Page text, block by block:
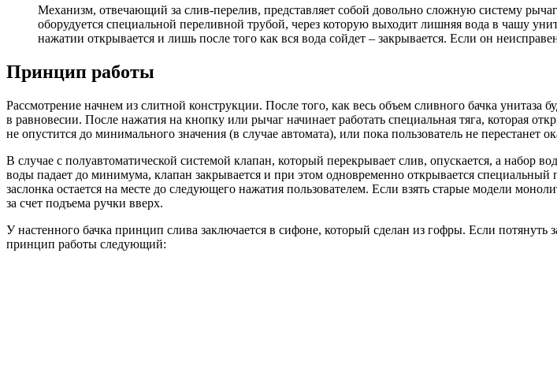
Механизм, отвечающий за слив-перелив, представляет собой довольно сложную систему
оборудуется специальной переливной трубой, через которую выходит лишняя вода в чашу
нажатии открывается и лишь после того как вся вода сойдет – закрывается. Если он
Принцип работы
Рассмотрение начнем из слитной конструкции. После того, как весь объем сливного бачка унитаза
в равновесии. После нажатия на кнопку или рычаг начинает работать специальная тяга, которая
не опустится до минимального значения (в случае автомата), или пока пользователь не перестанет
В случае с полуавтоматической системой клапан, который перекрывает слив, опускается, а набор
воды падает до минимума, клапан закрывается и при этом одновременно открывается
заслонка остается на месте до следующего нажатия пользователем. Если взять старые модели
за счет подъема ручки вверх.
У настенного бачка принцип слива заключается в сифоне, который сделан из гофры. Если
принцип работы следующий: